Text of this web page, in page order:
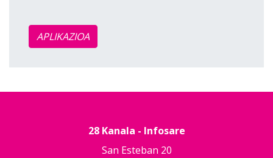
APLIKAZIOA
28 Kanala - Infosare
San Esteban 20